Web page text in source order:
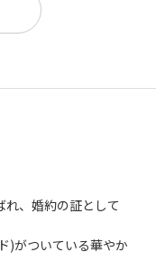
、婚約の証として
)がついている華やか